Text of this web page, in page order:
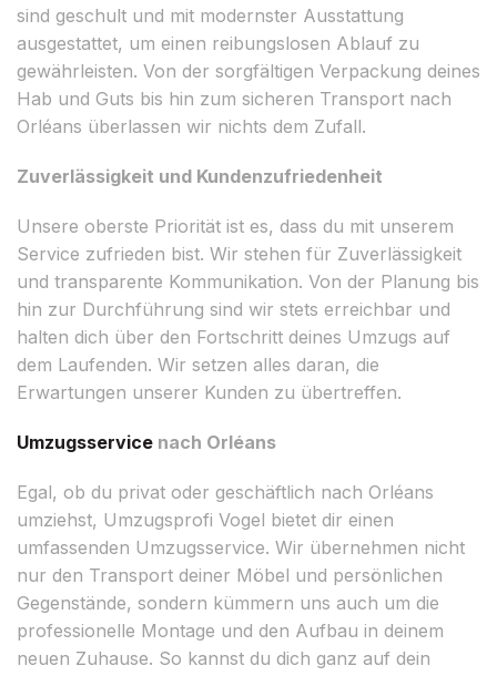
sind geschult und mit modernster Ausstattung
ausgestattet, um einen reibungslosen Ablauf zu
gewährleisten. Von der sorgfältigen Verpackung deines
Hab und Guts bis hin zum sicheren Transport nach
Orléans überlassen wir nichts dem Zufall.
Zuverlässigkeit und Kundenzufriedenheit
Unsere oberste Priorität ist es, dass du mit unserem
Service zufrieden bist. Wir stehen für Zuverlässigkeit
und transparente Kommunikation. Von der Planung bis
hin zur Durchführung sind wir stets erreichbar und
halten dich über den Fortschritt deines Umzugs auf
dem Laufenden. Wir setzen alles daran, die
Erwartungen unserer Kunden zu übertreffen.
Umzugsservice nach Orléans
Egal, ob du privat oder geschäftlich nach Orléans
umziehst, Umzugsprofi Vogel bietet dir einen
umfassenden Umzugsservice. Wir übernehmen nicht
nur den Transport deiner Möbel und persönlichen
Gegenstände, sondern kümmern uns auch um die
professionelle Montage und den Aufbau in deinem
neuen Zuhause. So kannst du dich ganz auf dein